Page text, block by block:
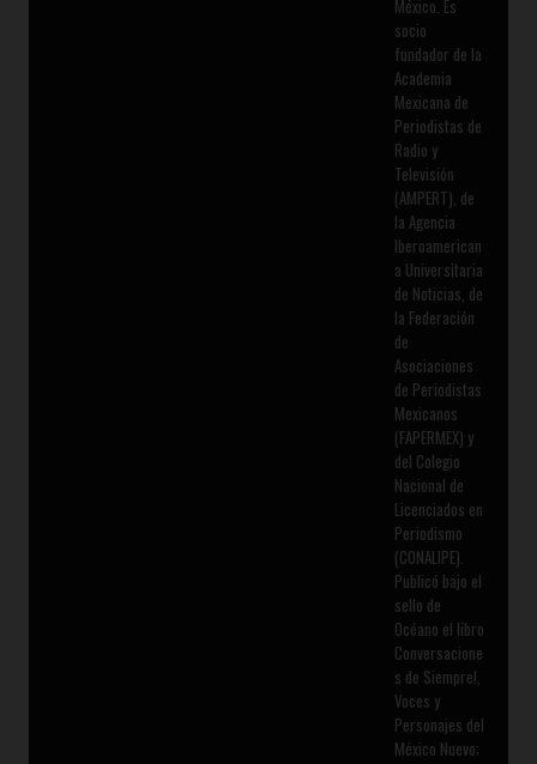
México. Es
socio
fundador de la
Academia
Mexicana de
Periodistas de
Radio y
Televisión
(AMPERT), de
la Agencia
Iberoamerican
a Universitaria
de Noticias, de
la Federación
de
Asociaciones
de Periodistas
Mexicanos
(FAPERMEX) y
del Colegio
Nacional de
Licenciados en
Periodismo
(CONALIPE).
Publicó bajo el
sello de
Océano el libro
Conversacione
s de Siempre!,
Voces y
Personajes del
México Nuevo;